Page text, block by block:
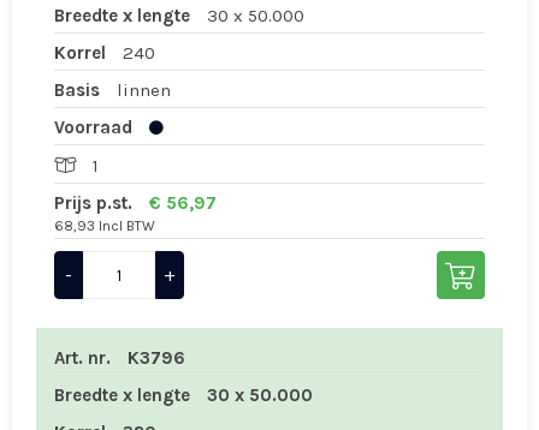
Breedte x lengte
30 x 50.000
Korrel
240
Basis
linnen
Voorraad
1
Prijs p.st.
€ 56,97
68,93 Incl BTW
- +
Art. nr.
K3796
Breedte x lengte
30 x 50.000